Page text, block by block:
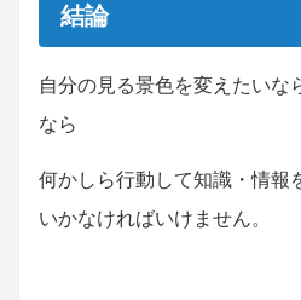
結論
自分の見る景色を変えたいな
なら
何かしら行動して知識・情報
いかなければいけません。